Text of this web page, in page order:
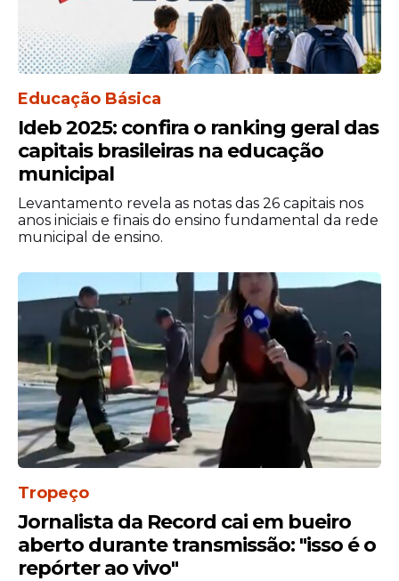
Educação Básica
Ideb 2025: confira o ranking geral das
capitais brasileiras na educação
municipal
Levantamento revela as notas das 26 capitais nos
anos iniciais e finais do ensino fundamental da rede
municipal de ensino.
Tropeço
Jornalista da Record cai em bueiro
aberto durante transmissão: "isso é o
repórter ao vivo"